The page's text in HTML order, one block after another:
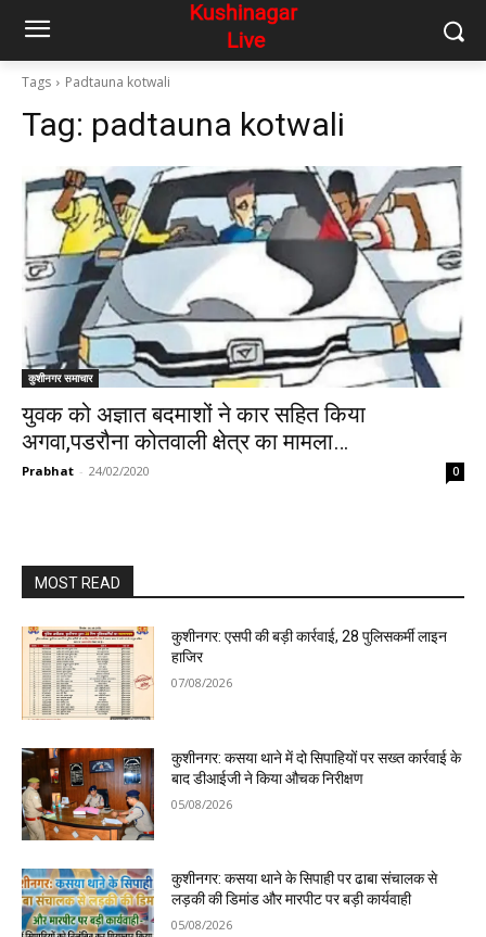
Tags Padtauna kotwali
Tag: padtauna kotwali
कुशीनगर समाचार
युवक को अज्ञात बदमाशों ने कार सहित किया
अगवा,पडरौना कोतवाली क्षेत्र का मामला…
Prabhat - 24/02/2020 0
MOST READ
कुशीनगर: एसपी की बड़ी कार्रवाई, 28 पुलिसकर्मी लाइन
हाजिर
07/08/2026
कुशीनगर: कसया थाने में दो सिपाहियों पर सख्त कार्रवाई के
बाद डीआईजी ने किया औचक निरीक्षण
05/08/2026
कुशीनगर: कसया थाने के सिपाही पर ढाबा संचालक से
लड़की की डिमांड और मारपीट पर बड़ी कार्यवाही
05/08/2026